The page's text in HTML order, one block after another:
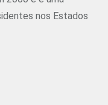
nos Estados